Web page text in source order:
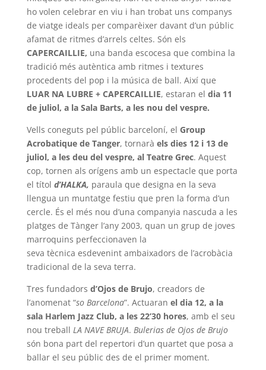
ho volen celebrar en viu i han trobat uns companys
de viatge ideals per comparèixer davant d’un públic
afamat de ritmes d’arrels celtes. Són els
CAPERCAILLIE, una banda escocesa que combina la
tradició més autèntica amb ritmes i textures
procedents del pop i la música de ball. Així que
LUAR NA LUBRE + CAPERCAILLIE, estaran el dia 11
de juliol, a la Sala Barts, a les nou del vespre.
Vells coneguts pel públic barceloní, el Group
Acrobatique de Tanger, tornarà els dies 12 i 13 de
juliol, a les deu del vespre, al Teatre Grec. Aquest
cop, tornen als orígens amb un espectacle que porta
el títol d’HALKA, paraula que designa en la seva
llengua un muntatge festiu que pren la forma d’un
cercle. És el més nou d’una companyia nascuda a les
platges de Tànger l’any 2003, quan un grup de joves
marroquins perfeccionaven la
seva tècnica esdevenint ambaixadors de l’acrobàcia
tradicional de la seva terra.
Tres fundadors d’Ojos de Brujo, creadors de
l’anomenat “so Barcelona”. Actuaran el dia 12, a la
sala Harlem Jazz Club, a les 22’30 hores, amb el seu
nou treball LA NAVE BRUJA. Bulerias de Ojos de Brujo
són bona part del repertori d’un quartet que posa a
ballar el seu públic des de el primer moment.